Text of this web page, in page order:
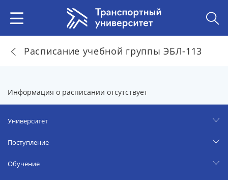
Расписание учебной группы ЭБЛ-113
Информация о расписании отсутствует
Университет
Поступление
Обучение